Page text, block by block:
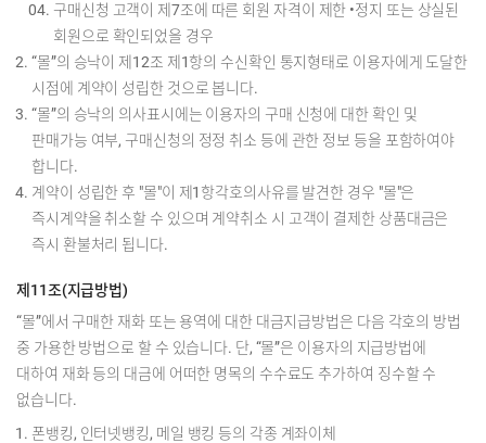
구매신청 고객이 제7조에 따른 회원 자격이 제한 •정지 또는 상실된
회원으로 확인되었을 경우
“몰”의 승낙이 제12조 제1항의 수신확인 통지형태로 이용자에게 도달한
시점에 계약이 성립한 것으로 봅니다.
“몰”의 승낙의 의사표시에는 이용자의 구매 신청에 대한 확인 및
판매가능 여부, 구매신청의 정정 취소 등에 관한 정보 등을 포함하여야
합니다.
계약이 성립한 후 "몰"이 제1항각호의사유를 발견한 경우 "몰"은
즉시계약을 취소할 수 있으며 계약취소 시 고객이 결제한 상품대금은
즉시 환불처리 됩니다.
제11조(지급방법)
“몰”에서 구매한 재화 또는 용역에 대한 대금지급방법은 다음 각호의 방법
중 가용한 방법으로 할 수 있습니다. 단, “몰”은 이용자의 지급방법에
대하여 재화 등의 대금에 어떠한 명목의 수수료도 추가하여 징수할 수
없습니다.
폰뱅킹, 인터넷뱅킹, 메일 뱅킹 등의 각종 계좌이체